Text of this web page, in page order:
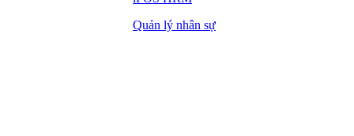
Quản lý nhân sự